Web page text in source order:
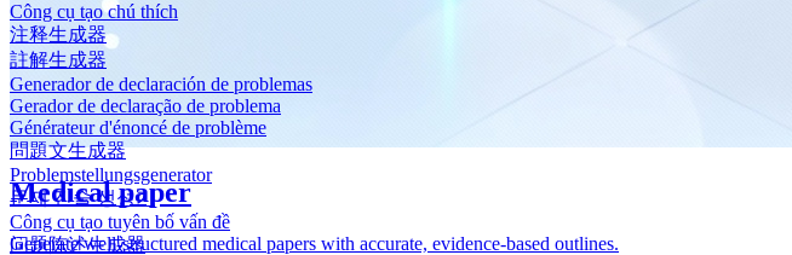
Công cụ tạo chú thích
注释生成器
註解生成器
Generador de declaración de problemas
Gerador de declaração de problema
Générateur d'énoncé de problème
問題文生成器
Problemstellungsgenerator
문제 진술 생성기
Công cụ tạo tuyên bố vấn đề
问题陈述生成器
Medical paper
Generate well-structured medical papers with accurate, evidence-based outlines.